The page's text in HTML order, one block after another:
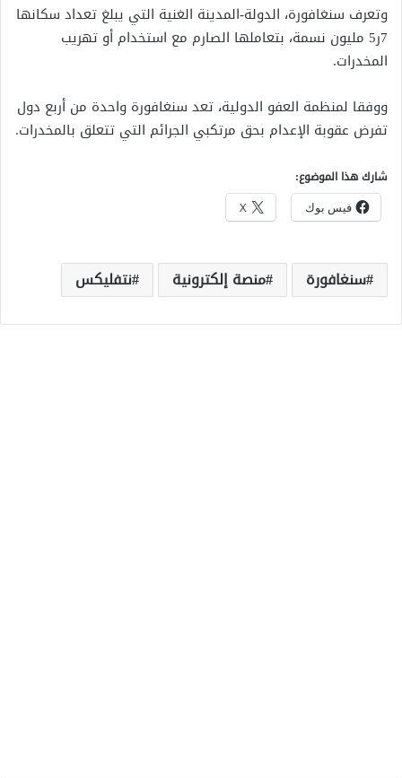
وتعرف سنغافورة، الدولة-المدينة الغنية التي يبلغ تعداد سكانها
7ر5 مليون نسمة، بتعاملها الصارم مع استخدام أو تهريب
المخدرات.
ووفقا لمنظمة العفو الدولية، تعد سنغافورة واحدة من أربع دول
تفرض عقوبة الإعدام بحق مرتكبي الجرائم التي تتعلق بالمخدرات.
شارك هذا الموضوع:
فيس بوك X
سنغافورة منصة إلكترونية نتفليكس